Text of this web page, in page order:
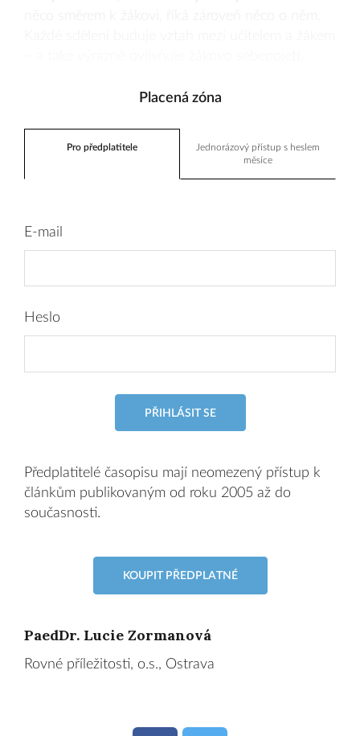
Placená zóna
Pro předplatitele
Jednorázový přístup s heslem
měsíce
E-mail
Heslo
PŘIHLÁSIT SE
Předplatitelé časopisu mají neomezený přístup k
článkům publikovaným od roku 2005 až do
současnosti.
KOUPIT PŘEDPLATNÉ
PaedDr. Lucie Zormanová
Rovné příležitosti, o.s., Ostrava